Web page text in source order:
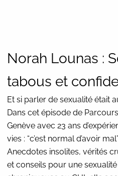
Norah Lounas :
tabous et
Et si parler de sexualité était
Dans cet épisode de
Genève avec 23 ans
vies : “c’est normal d’avoir
Anecdotes insolites, vérités
et conseils pour une